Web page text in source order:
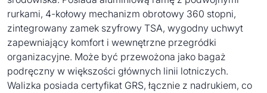
rurkami, 4-kołowy mechanizm obrotowy 360 stopni,
zintegrowany zamek szyfrowy TSA, wygodny uchwyt
zapewniający komfort i wewnętrzne przegródki
organizacyjne. Może być przewożona jako bagaż
podręczny w większości głównych linii lotniczych.
Walizka posiada certyfikat GRS, łącznie z nadrukiem, co